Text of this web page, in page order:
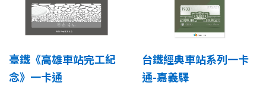
臺鐵《高雄車站完工紀
念》一卡通
台鐵經典車站系列一卡
通-嘉義驛